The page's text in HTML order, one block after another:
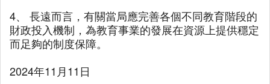
4、 長遠而言，有關當局應完善各個不同教育階段的
財政投入機制，為教育事業的發展在資源上提供穩定
而足夠的制度保障。
2024年11月11日